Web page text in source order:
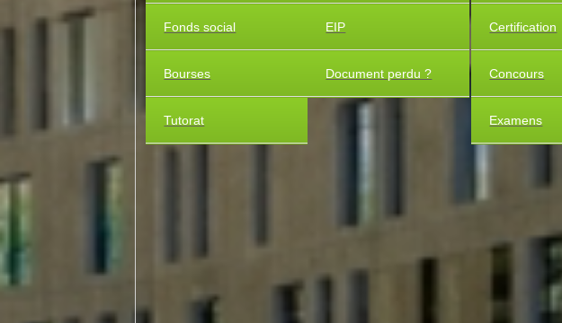
Fonds social
Bourses
Tutorat
EIP
Document perdu ?
Certification
Concours
Examens